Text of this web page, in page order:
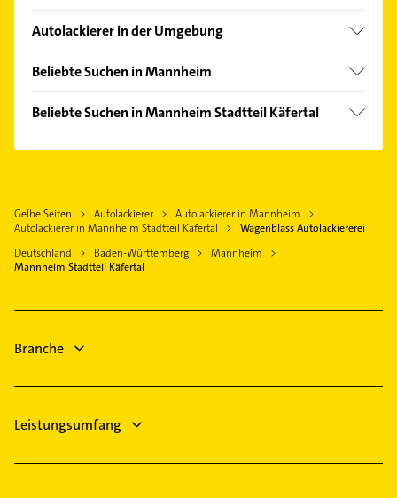
Neckarau
Autolackierer in der Umgebung
Ludwigshafen am Rhein
Frankenthal (Pfalz)
Heidelberg
Worms
Heppenheim (Bergstraße)
Beliebte Suchen in Mannheim
Lackiererei
Fensterbauer
Lüftungsanlagen
Heizungsbauer
Heizungsfirmen
Beliebte Suchen in Mannheim Stadtteil Käfertal
Lüftungsanlagen
Heizungsfirmen
Allgemeinarzt
Gelbe Seiten Autolackierer
Autolackierer in Mannheim
Autolackierer in Mannheim Stadtteil Käfertal
Wagenblass Autolackiererei
Deutschland
Baden-Württemberg
Mannheim
Mannheim Stadtteil Käfertal
Branche
Leistungsumfang